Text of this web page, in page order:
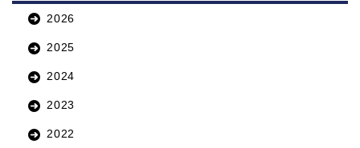
2026
2025
2024
2023
2022